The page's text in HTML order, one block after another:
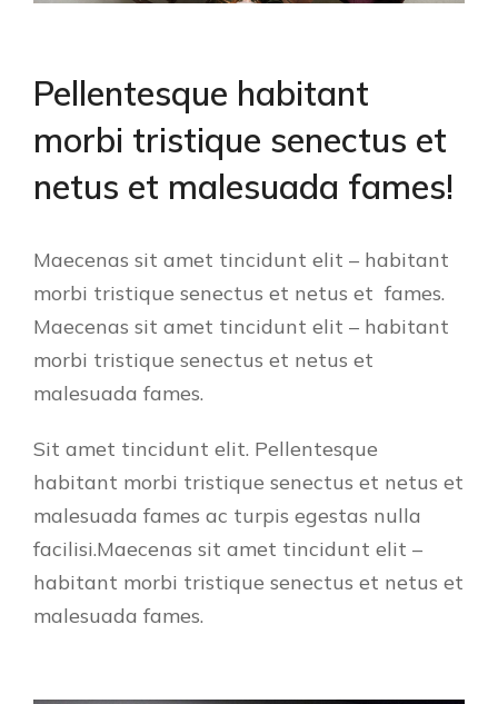
Pellentesque habitant
morbi tristique senectus et
netus et malesuada fames!
Maecenas sit amet tincidunt elit – habitant
morbi tristique senectus et netus et fames.
Maecenas sit amet tincidunt elit – habitant
morbi tristique senectus et netus et
malesuada fames.
Sit amet tincidunt elit. Pellentesque
habitant morbi tristique senectus et netus et
malesuada fames ac turpis egestas nulla
facilisi.Maecenas sit amet tincidunt elit –
habitant morbi tristique senectus et netus et
malesuada fames.